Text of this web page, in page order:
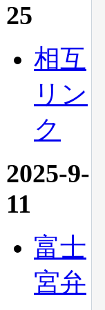
25
相互
リン
ク
2025-9-
11
富士
宮弁